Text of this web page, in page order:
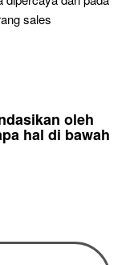
sales
oleh
hal di bawah